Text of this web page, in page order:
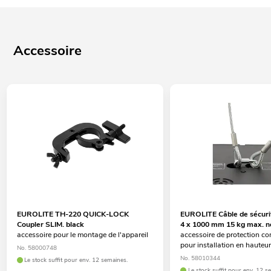
Accessoire
EUROLITE TH-220 QUICK-LOCK
Coupler SLIM. black
accessoire pour le montage de l'appareil
No. 58000748
Le stock suffit pour env. 12 semaines.
EUROLITE Câble de
4 x 1000 mm 15 kg max.
accessoire de protection
pour installation en hauteur
No. 58010344